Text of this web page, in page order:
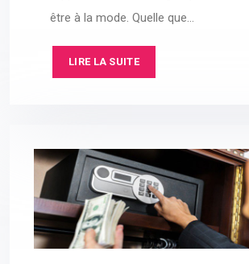
être à la mode. Quelle que…
LIRE LA SUITE